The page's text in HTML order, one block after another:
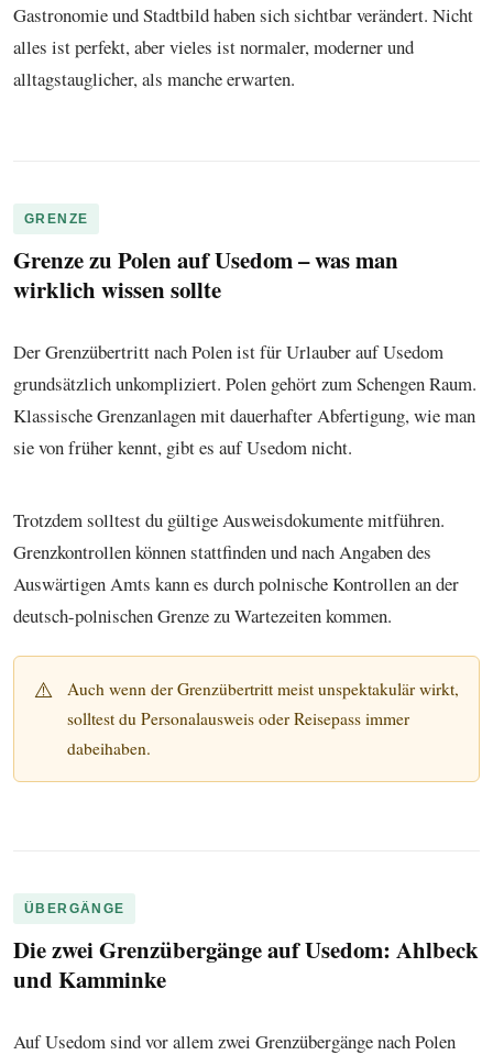
Gastronomie und Stadtbild haben sich sichtbar verändert. Nicht
alles ist perfekt, aber vieles ist normaler, moderner und
alltagstauglicher, als manche erwarten.
GRENZE
Grenze zu Polen auf Usedom – was man
wirklich wissen sollte
Der Grenzübertritt nach Polen ist für Urlauber auf Usedom
grundsätzlich unkompliziert. Polen gehört zum Schengen Raum.
Klassische Grenzanlagen mit dauerhafter Abfertigung, wie man
sie von früher kennt, gibt es auf Usedom nicht.
Trotzdem solltest du gültige Ausweisdokumente mitführen.
Grenzkontrollen können stattfinden und nach Angaben des
Auswärtigen Amts kann es durch polnische Kontrollen an der
deutsch-polnischen Grenze zu Wartezeiten kommen.
⚠️
Auch wenn der Grenzübertritt meist unspektakulär wirkt,
solltest du Personalausweis oder Reisepass immer
dabeihaben.
ÜBERGÄNGE
Die zwei Grenzübergänge auf Usedom: Ahlbeck
und Kamminke
Auf Usedom sind vor allem zwei Grenzübergänge nach Polen